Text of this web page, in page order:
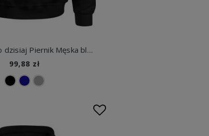
Kiedyś Ciacho dzisiaj Piernik Męska bluza z kapturem
99,88 zł